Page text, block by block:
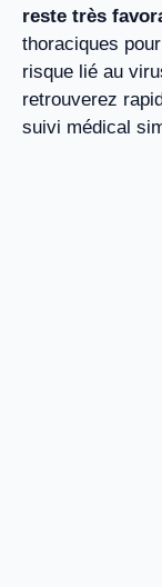
reste très
thoraciques
risque lié au
retrouverez
suivi médical